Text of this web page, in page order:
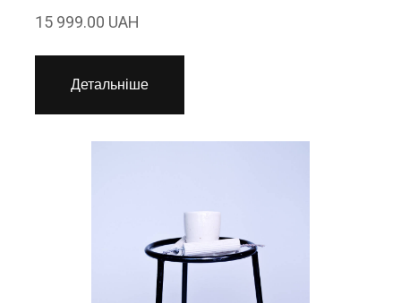
15 999.00 UAH
Детальніше